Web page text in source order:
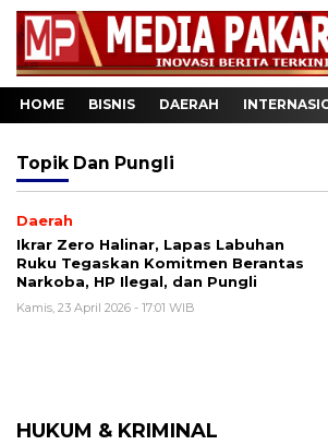
HOME BISNIS DAERAH
Topik Dan Pungli
Daerah
Ikrar Zero Halinar, Lapas Labuhan
Ruku Tegaskan Komitmen Berantas
Narkoba, HP Ilegal, dan Pungli
Kamis, 23 April 2026 - 17:01 WIB
HUKUM & KRIMINAL